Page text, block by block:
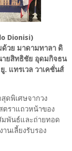
Dionisi)
ด้วย มาดามทาลา ดิ
ายสิทธิชัย อุดมกิจธน
แทรเวล วาเคชั่นส์
ดพิเศษจากวง
ตราแถวหน้าของ
มพันธ์และถ่ายทอด
นเลี้ยงรับรอง